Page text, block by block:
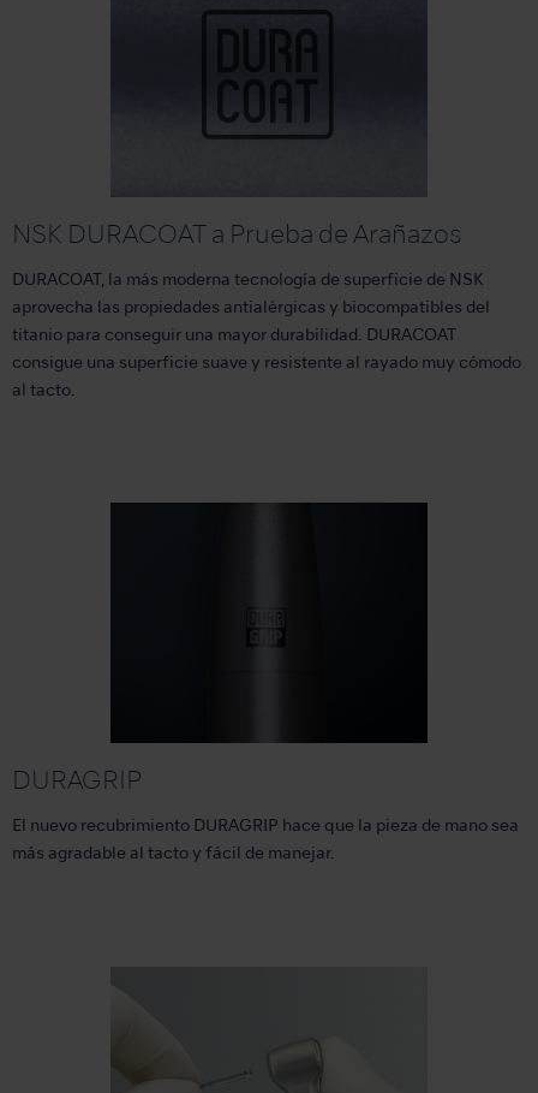
NSK DURACOAT a Prueba de Arañazos
DURACOAT, la más moderna tecnología de superficie de NSK
aprovecha las propiedades antialérgicas y biocompatibles del
titanio para conseguir una mayor durabilidad. DURACOAT
consigue una superficie suave y resistente al rayado muy cómodo
al tacto.
DURAGRIP
El nuevo recubrimiento DURAGRIP hace que la pieza de mano sea
más agradable al tacto y fácil de manejar.